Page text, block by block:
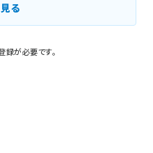
る
録が必要です。